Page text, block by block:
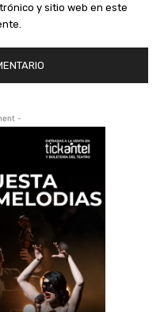
y sitio web en este
-